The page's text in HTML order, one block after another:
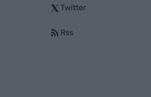
Twitter
Rss